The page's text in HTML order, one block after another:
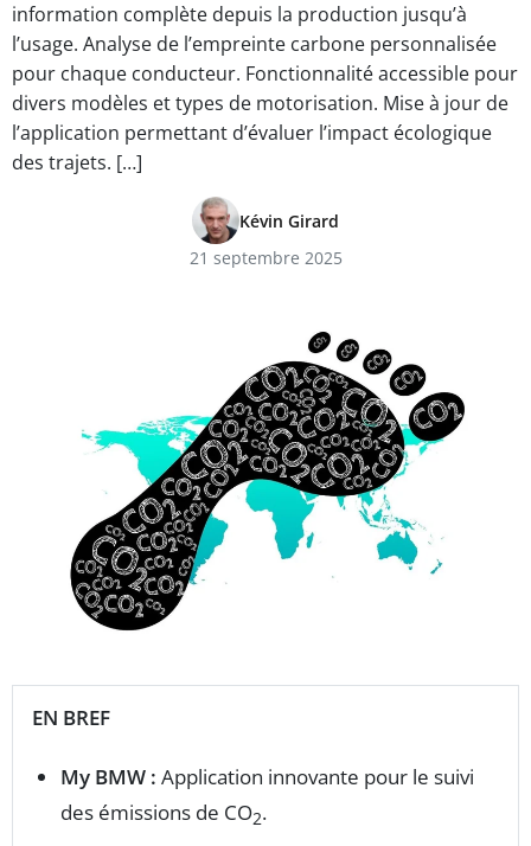
information complète depuis la production jusqu’à
l’usage. Analyse de l’empreinte carbone personnalisée
pour chaque conducteur. Fonctionnalité accessible pour
divers modèles et types de motorisation. Mise à jour de
l’application permettant d’évaluer l’impact écologique
des trajets. […]
Kévin Girard
21 septembre 2025
EN BREF
My BMW : Application innovante pour le suivi
des émissions de CO2.